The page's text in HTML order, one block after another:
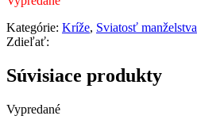
Kategórie: Kríže, Sviatosť manželstva
Zdieľať:
Súvisiace produkty
Vypredané